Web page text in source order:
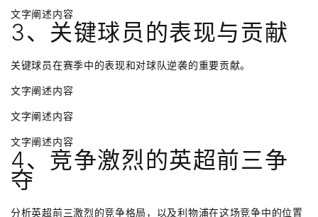
文字阐述内容
3、关键球员的表现与贡献
关键球员在赛季中的表现和对球队逆袭的重要贡献。
文字阐述内容
文字阐述内容
文字阐述内容
4、竞争激烈的英超前三争
夺
分析英超前三激烈的竞争格局，以及利物浦在这场竞争中的位置